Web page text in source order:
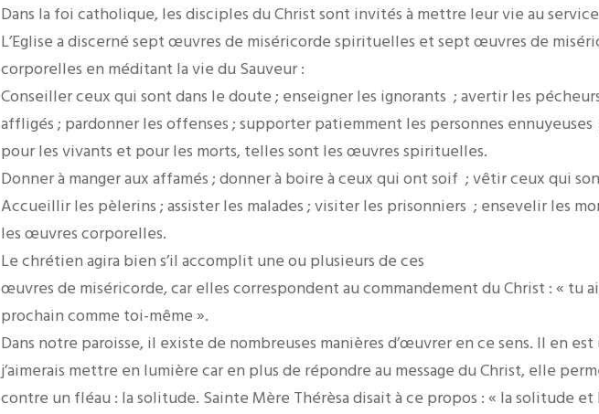
Dans la foi catholique, les disciples du Christ sont invités à mettre leur vie au
L’Eglise a discerné sept œuvres de miséricorde spirituelles et sept œuvres de
corporelles en méditant la vie du Sauveur :
Conseiller ceux qui sont dans le doute ; enseigner les ignorants ; avertir les
affligés ; pardonner les offenses ; supporter patiemment les personnes
pour les vivants et pour les morts, telles sont les œuvres spirituelles.
Donner à manger aux affamés ; donner à boire à ceux qui ont soif ; vêtir ceux qui
Accueillir les pèlerins ; assister les malades ; visiter les prisonniers ; ensevelir les
les œuvres corporelles.
Le chrétien agira bien s’il accomplit une ou plusieurs de ces
œuvres de miséricorde, car elles correspondent au commandement du Christ : « tu
prochain comme toi-même ».
Dans notre paroisse, il existe de nombreuses manières d’œuvrer en ce sens. Il en
j’aimerais mettre en lumière car en plus de répondre au message du Christ, elle
contre un fléau : la solitude. Sainte Mère Thérèsa disait à ce propos : « la solitude